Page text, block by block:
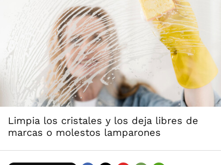
Limpia los cristales y los deja libres de
marcas o molestos lamparones